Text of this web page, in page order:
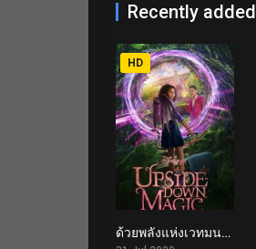
Recently added
4.7
HD
ด้วยพลังแห่งเวทมนตร์ประหลาด Upside-Down Magic (2020)